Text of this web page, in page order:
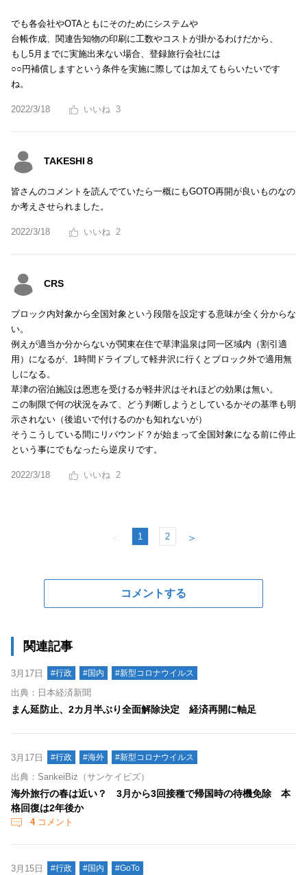
でも各会社やOTAともにそのためにシステムや
台帳作成、関連告知物の印刷に工数やコストが掛かるわけだから、
もし5月までに実施出来ない場合、登録旅行会社には
○○円補償しますという条件を実施に際しては加えてもらいたいです
ね。
2022/3/18 3
TAKESHI８
皆さんのコメントを読んでていたら一概にもGOTO再開が良いものなの
か考えさせられました。
2022/3/18 2
CRS
ブロック内対象から全国対象という段階を設定する意味が全く分からな
い。
例えが適当か分からないが関東在住で草津温泉は同一区域内（割引適
用）になるが、1時間ドライブして軽井沢に行くとブロック外で適用無
しになる。
草津の宿泊施設は恩恵を受けるが軽井沢はそれほどの効果は無い。
この制限で何の状況をみて、どう判断しようとしているかその基準も明
示されない（後追いで付けるのかも知れないが）
そうこうしている間にリバウンド？が始まって全国対象になる前に停止
という事にでもなったら逆戻りです。
2022/3/18 2
＜ 1 2 ＞
コメントする
関連記事
3月17日 #行政 #国内 #新型コロナウイルス
出典：日本経済新聞
まん延防止、2カ月半ぶり全面解除決定 経済再開に軸足
3月17日 #行政 #海外 #新型コロナウイルス
出典：SankeiBiz（サンケイビズ）
海外旅行の春は近い？ 3月から3回接種で帰国時の待機免除 本
格回復は2年後か
4コメント
3月15日 #行政 #国内 #GoTo